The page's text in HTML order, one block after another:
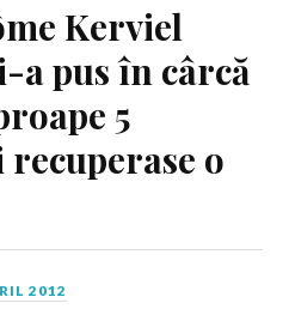
Kerviel
a pus în cârcă
5
o
2012